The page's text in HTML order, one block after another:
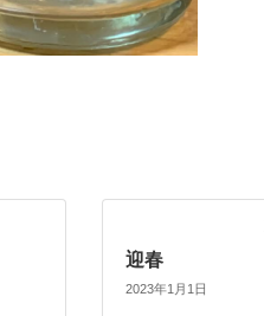
迎春
2023年1月1日